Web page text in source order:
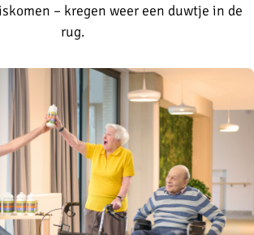
– kregen weer een duwtje in de
rug.